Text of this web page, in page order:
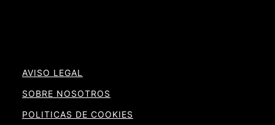
AVISO LEGAL
SOBRE NOSOTROS
POLITICAS DE COOKIES